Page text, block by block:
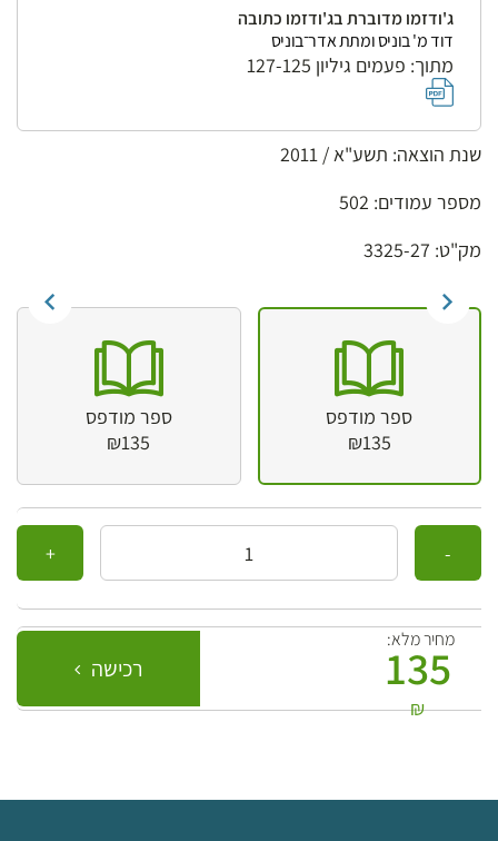
ג'ודזמו מדוברת בג'ודזמו כתובה
דוד מ' בוניס ומתת אדר־בוניס
מתוך: פעמים גיליון 127-125
שנת הוצאה: תשע"א / 2011
מספר עמודים: 502
מק"ט: 3325-27
ספר מודפס
₪135
ספר מודפס
₪135
כמות
מחיר מלא:
135
₪
רכישה